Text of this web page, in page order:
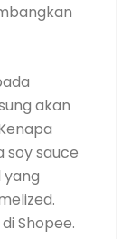
akan
soy sauce
Shopee.